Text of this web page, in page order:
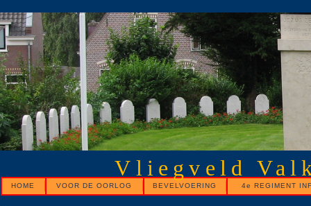
Vliegveld
HOME VOOR DE OORLOG BEVELVOERING 4e REGIMENT